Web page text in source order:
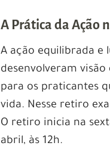
A Prática da Ação
A ação equilibrada e
desenvolveram
para os praticantes
vida. Nesse retiro
O retiro inicia na
abril, às 12h.